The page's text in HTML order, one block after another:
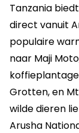
Tanzania
direct vanuit
populaire
naar Maji
Grotten, en
wilde dieren
Arusha